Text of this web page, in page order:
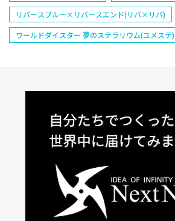
リバースブルー×リバースエンド(リバ×リバ)
ワールドダイスター 夢のステラリウム(ユメステ)